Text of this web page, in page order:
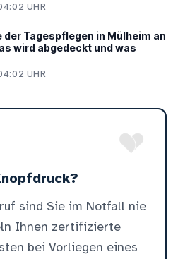
UHR
der Tagespflegen in Mülheim an
wird abgedeckt und was
UHR
sind Sie im Notfall nie
Ihnen zertifizierte
bei Vorliegen eines